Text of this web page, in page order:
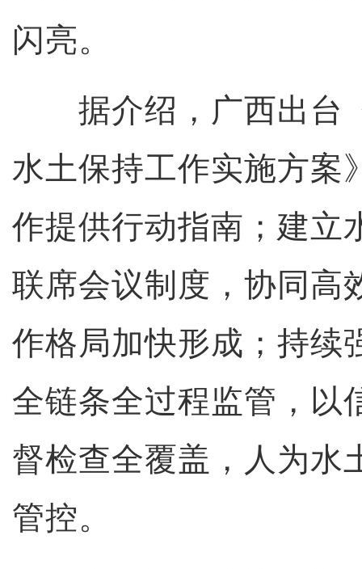
闪亮。
据介绍，广西出台
水土保持工作实施方案
作提供行动指南；建立
联席会议制度，协同高
作格局加快形成；持续
全链条全过程监管，以
督检查全覆盖，人为水
管控。